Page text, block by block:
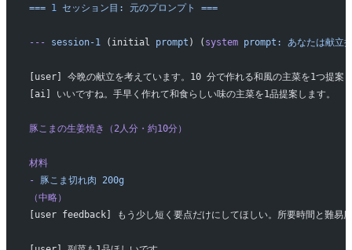
=== 1 セッション目: 元のプロンプト ===
--- session-1 (initial prompt ) ( system prompt: あなたは献立
[user] 今晩の献立を考えています。10 分で作れる和風の主菜を1つ提案
[ai] いいですね。手早く作れて和食らしい味の主菜を1品提案します。
豚こまの生姜焼き（2人分・約10分）
材料
- 豚こま切れ肉 200g
（中略）
[user feedback] もう少し短く要点だけにしてほしい。所要時間と難易